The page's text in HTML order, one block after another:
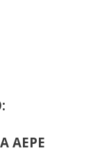
AEPE